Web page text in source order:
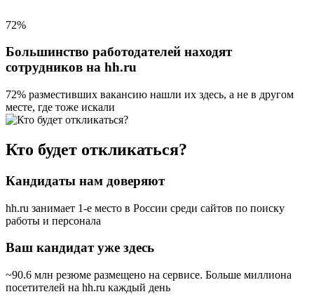
72%
Большинство работодателей находят
сотрудников на hh.ru
72% разместивших вакансию нашли их здесь, а не в другом
месте, где тоже искали
Кто будет откликаться?
Кандидаты нам доверяют
hh.ru занимает 1-е место в России среди сайтов по поиску
работы и персонала
Ваш кандидат уже здесь
~90.6 млн резюме размещено на сервисе. Больше миллиона
посетителей на hh.ru каждый день